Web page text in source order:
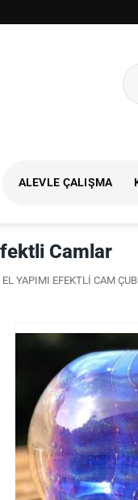
Ara:
ALEVLE ÇALIŞMA
Camlar
EL YAPIMI EFEKTLI CAM